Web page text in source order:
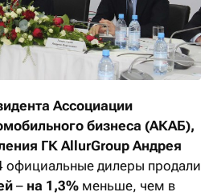
Ассоциации
бизнеса (АКАБ),
ГК AllurGroup Андрея
официальные дилеры продали
– на 1,3% меньше, чем в